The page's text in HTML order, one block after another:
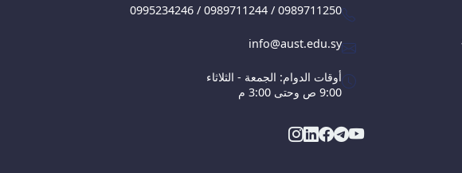
0995234246 / 0989711244 / 0989711250
info@aust.edu.sy
أوقات الدوام: الجمعة - الثلاثاء
9:00 ص وحتى 3:00 م